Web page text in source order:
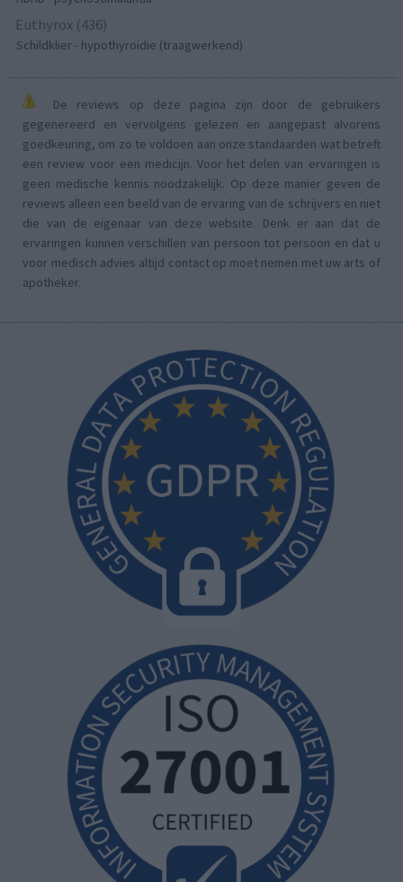
Euthyrox (436)
Schildklier - hypothyroidie (traagwerkend)
De reviews op deze pagina zijn door de gebruikers
gegenereerd en vervolgens gelezen en aangepast alvorens
goedkeuring, om zo te voldoen aan onze standaarden wat betreft
een review voor een medicijn. Voor het delen van ervaringen is
geen medische kennis noodzakelijk. Op deze manier geven de
reviews alleen een beeld van de ervaring van de schrijvers en niet
die van de eigenaar van deze website. Denk er aan dat de
ervaringen kunnen verschillen van persoon tot persoon en dat u
voor medisch advies altijd contact op moet nemen met uw arts of
apotheker.